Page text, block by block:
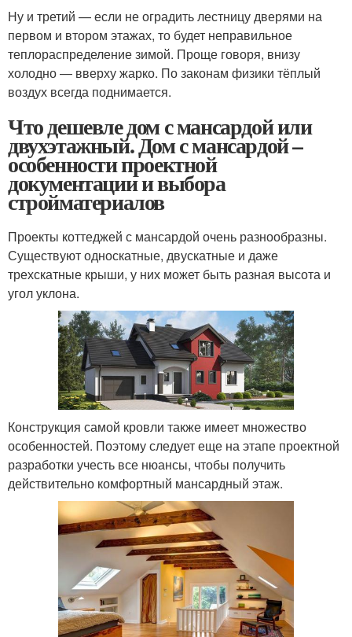
Ну и третий — если не оградить лестницу дверями на
первом и втором этажах, то будет неправильное
теплораспределение зимой. Проще говоря, внизу
холодно — вверху жарко. По законам физики тёплый
воздух всегда поднимается.
Что дешевле дом с мансардой или
двухэтажный. Дом с мансардой –
особенности проектной
документации и выбора
стройматериалов
Проекты коттеджей с мансардой очень разнообразны.
Существуют односкатные, двускатные и даже
трехскатные крыши, у них может быть разная высота и
угол уклона.
Конструкция самой кровли также имеет множество
особенностей. Поэтому следует еще на этапе проектной
разработки учесть все нюансы, чтобы получить
действительно комфортный мансардный этаж.